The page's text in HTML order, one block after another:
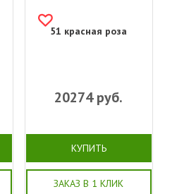
51 красная роза
20274руб.
КУПИТЬ
ЗАКАЗ В 1 КЛИК